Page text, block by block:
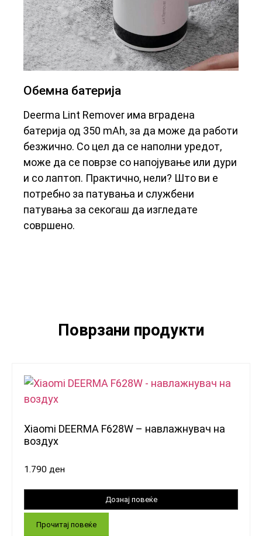
Обемна батерија
Deerma Lint Remover има вградена
батерија од 350 mAh, за да може да работи
безжично. Со цел да се наполни уредот,
може да се поврзе со напојување или дури
и со лаптоп. Практично, нели? Што ви е
потребно за патувања и службени
патувања за секогаш да изгледате
совршено.
Поврзани продукти
Xiaomi DEERMA F628W – навлажнувач на
воздух
1.790 ден
Прочитај повеќе